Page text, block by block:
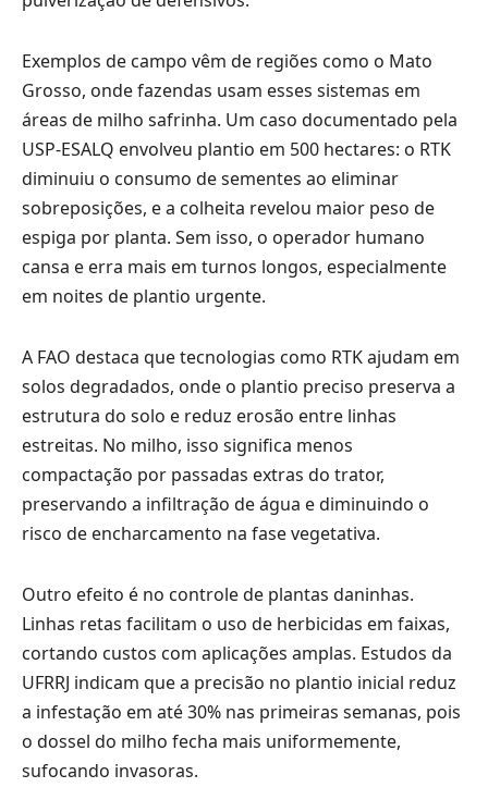
Exemplos de campo vêm de regiões como o Mato
Grosso, onde fazendas usam esses sistemas em
áreas de milho safrinha. Um caso documentado pela
USP-ESALQ envolveu plantio em 500 hectares: o RTK
diminuiu o consumo de sementes ao eliminar
sobreposições, e a colheita revelou maior peso de
espiga por planta. Sem isso, o operador humano
cansa e erra mais em turnos longos, especialmente
em noites de plantio urgente.
A FAO destaca que tecnologias como RTK ajudam em
solos degradados, onde o plantio preciso preserva a
estrutura do solo e reduz erosão entre linhas
estreitas. No milho, isso significa menos
compactação por passadas extras do trator,
preservando a infiltração de água e diminuindo o
risco de encharcamento na fase vegetativa.
Outro efeito é no controle de plantas daninhas.
Linhas retas facilitam o uso de herbicidas em faixas,
cortando custos com aplicações amplas. Estudos da
UFRRJ indicam que a precisão no plantio inicial reduz
a infestação em até 30% nas primeiras semanas, pois
o dossel do milho fecha mais uniformemente,
sufocando invasoras.